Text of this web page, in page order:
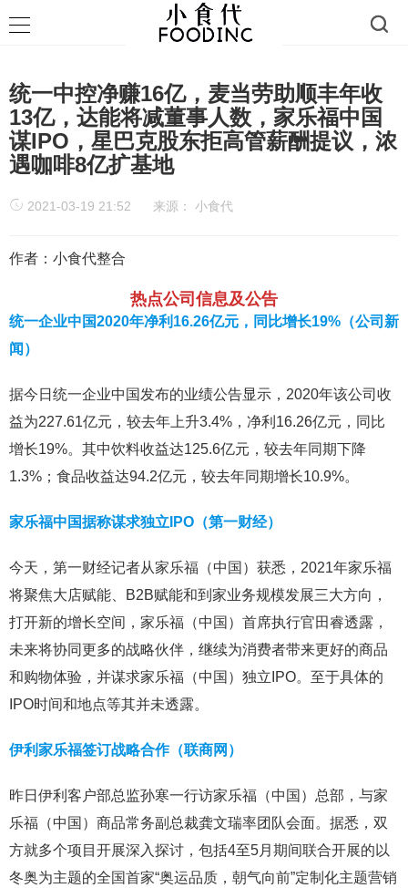
统一中控净赚16亿，麦当劳助顺丰年收
13亿，达能将减董事人数，家乐福中国
谋IPO，星巴克股东拒高管薪酬提议，浓
遇咖啡8亿扩基地
2021-03-19 21:52 来源： 小食代
作者：小食代整合
热点公司信息及公告
统一企业中国2020年净利16.26亿元，同比增长19%（公司新
闻）
据今日统一企业中国发布的业绩公告显示，2020年该公司收
益为227.61亿元，较去年上升3.4%，净利16.26亿元，同比
增长19%。其中饮料收益达125.6亿元，较去年同期下降
1.3%；食品收益达94.2亿元，较去年同期增长10.9%。
家乐福中国据称谋求独立IPO（第一财经）
今天，第一财经记者从家乐福（中国）获悉，2021年家乐福
将聚焦大店赋能、B2B赋能和到家业务规模发展三大方向，
打开新的增长空间，家乐福（中国）首席执行官田睿透露，
未来将协同更多的战略伙伴，继续为消费者带来更好的商品
和购物体验，并谋求家乐福（中国）独立IPO。至于具体的
IPO时间和地点等其并未透露。
伊利家乐福签订战略合作（联商网）
昨日伊利客户部总监孙寒一行访家乐福（中国）总部，与家
乐福（中国）商品常务副总裁龚文瑞率团队会面。据悉，双
方就多个项目开展深入探讨，包括4至5月期间联合开展的以
冬奥为主题的全国首家“奥运品质，朝气向前”定制化主题营销